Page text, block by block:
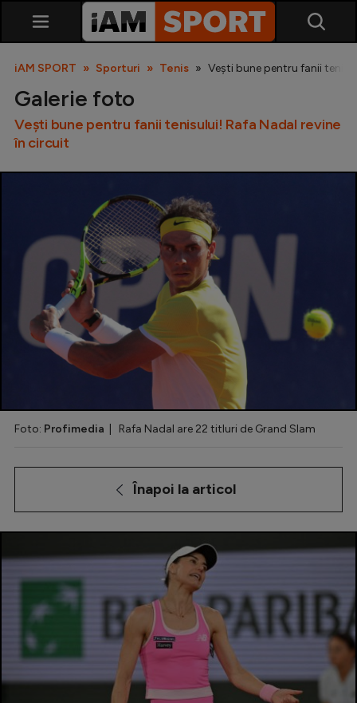
SuperLiga
Liga 2
Cupa României
Echipa Națională
U21
Fotbal feminin
Diverse
Champions League
Europa League
Conference League
CM 2026
Premier League
iAM SPORT Sporturi Tenis Vești bune pentru fanii
Galerie foto
Vești bune pentru fanii tenisului! Rafa Nadal revine
în circuit
Foto: Profimedia | Rafa Nadal are 22 titluri de Grand Slam
Înapoi la articol